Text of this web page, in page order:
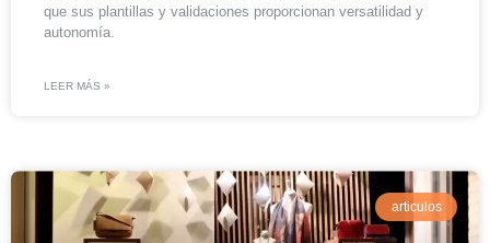
que sus plantillas y validaciones proporcionan versatilidad y
autonomía.
LEER MÁS »
articulos